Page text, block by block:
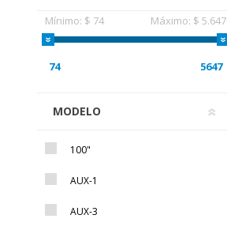
Mínimo: $ 74 Máximo: $ 5.647
74 5647
MODELO
100"
AUX-1
AUX-3